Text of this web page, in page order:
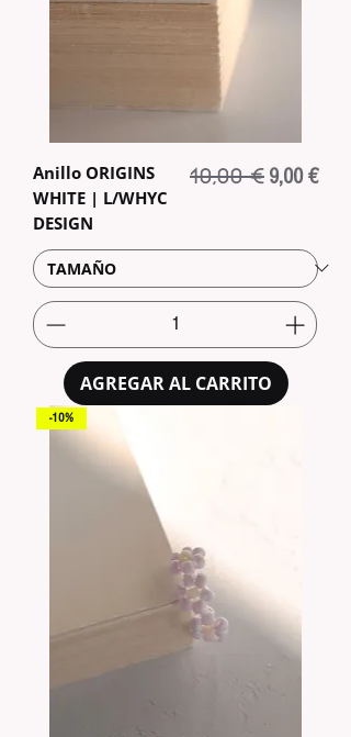
Anillo ORIGINS
WHITE | L/WHYC
DESIGN
Precio
10,00 € Precio de
9,00 €
AGREGAR AL CARRITO
-10%